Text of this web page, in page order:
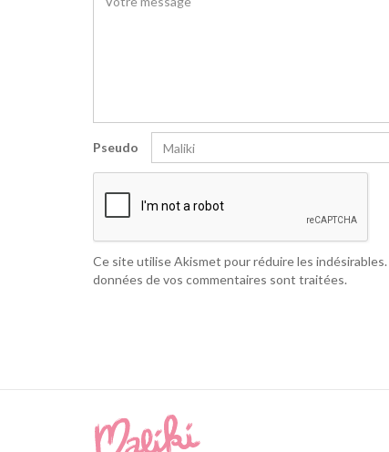
Pseudo
Ce site utilise Akismet pour réduire les indésirables.
données de vos commentaires sont traitées.